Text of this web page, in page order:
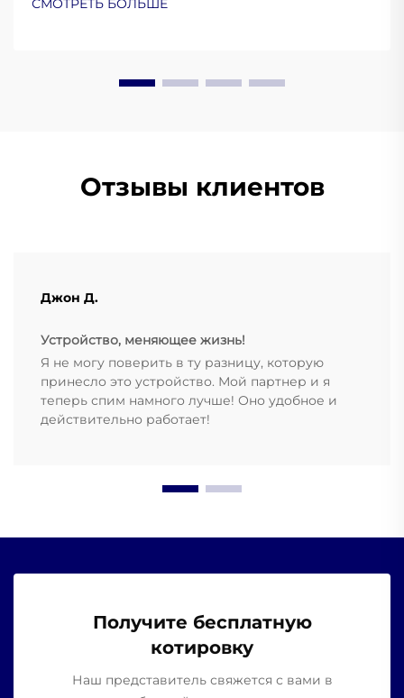
СМОТРЕТЬ БОЛЬШЕ
Отзывы клиентов
Джон Д.
Устройство, меняющее жизнь!
Я не могу поверить в ту разницу, которую
принесло это устройство. Мой партнер и я
теперь спим намного лучше! Оно удобное и
действительно работает!
Получите бесплатную
котировку
Наш представитель свяжется с вами в